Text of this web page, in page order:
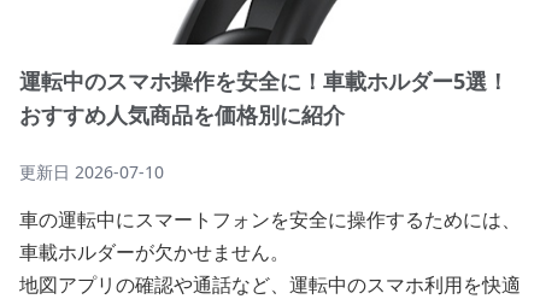
運転中のスマホ操作を安全に！車載ホルダー5選！
おすすめ人気商品を価格別に紹介
更新日 2026-07-10
車の運転中にスマートフォンを安全に操作するためには、
車載ホルダーが欠かせません。
地図アプリの確認や通話など、運転中のスマホ利用を快適